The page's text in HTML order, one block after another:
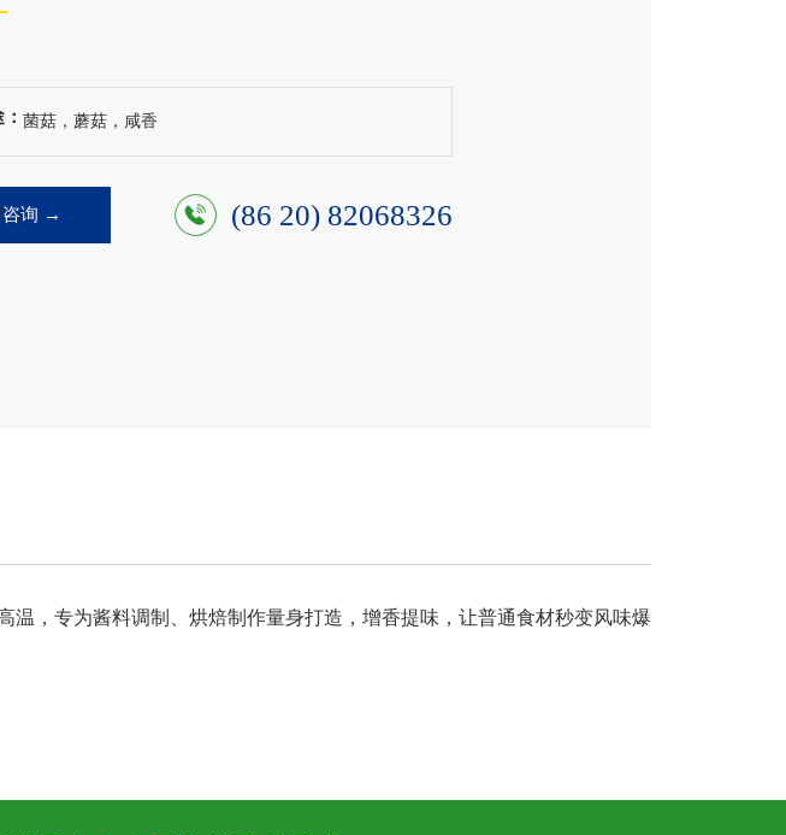
菌菇，蘑菇，咸香
咨询 → (86 20) 82068326
，专为酱料调制、烘焙制作量身打造，增香提味，让普通食材秒变风味爆